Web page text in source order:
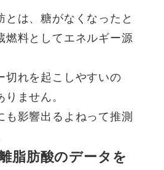
とは、糖がなくなったと
燃料としてエネルギー源
切れを起こしやすいの
ません。
も影響出るよねって推測
脂肪酸のデータを